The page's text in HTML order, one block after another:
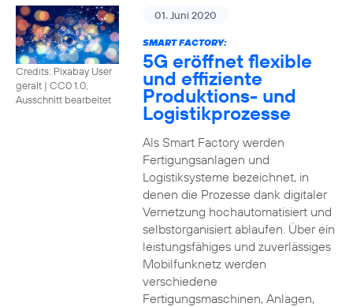
Credits: Pixabay User
geralt | CC0 1.0,
Ausschnitt bearbeitet
01. Juni 2020
SMART FACTORY:
5G eröffnet flexible
und effiziente
Produktions- und
Logistikprozesse
Als Smart Factory werden
Fertigungsanlagen und
Logistiksysteme bezeichnet, in
denen die Prozesse dank digitaler
Vernetzung hochautomatisiert und
selbstorganisiert ablaufen. Über ein
leistungsfähiges und zuverlässiges
Mobilfunknetz werden
verschiedene
Fertigungsmaschinen, Anlagen,